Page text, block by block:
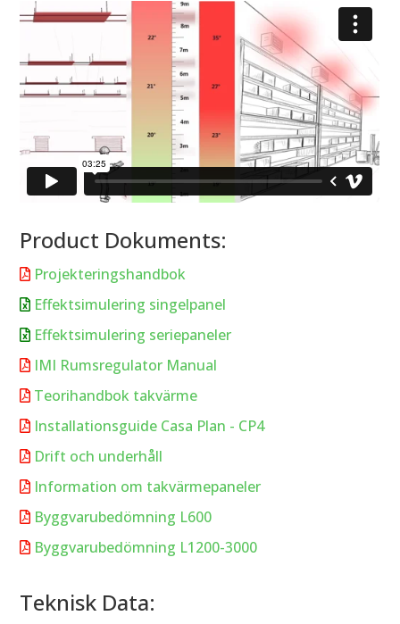
Product Dokuments:
 Projekteringshandbok
 Effektsimulering singelpanel
 Effektsimulering seriepaneler
 IMI Rumsregulator Manual
 Teorihandbok takvärme
 Installationsguide Casa Plan - CP4
 Drift och underhåll
 Information om takvärmepaneler
 Byggvarubedömning L600
 Byggvarubedömning L1200-3000
Teknisk Data: